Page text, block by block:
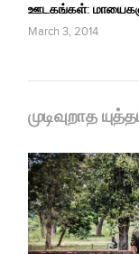
ஊடகங்கள்:
March 3, 2014
முடிவுறாத